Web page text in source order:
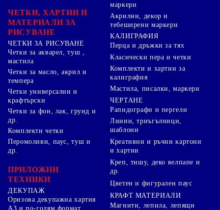
ЧЕТКИ, ХАРТИИ И
МАТЕРИАЛИ ЗА
РИСУВАНЕ
ЧЕТКИ ЗА РИСУВАНЕ
Четки за акварел, туш ,
мастила
Четки за масло, акрил и
темпера
Четки универсални и
крафтърски
Четки за фон, лак, грунд и
др.
Комплекти четки
маркери
Акрилни, декор и
тебеширени маркери
КАЛИГРАФИЯ
Перца и дръжки за тях
Класически пера и четки
Комплекти и хартии за
калиграфия
Мастила, писалки, маркери
ЧЕРТАНЕ
Рапидографи и пергели
Линии, триъгълници,
шаблони
Перомоливи, паус, туш и
др.
ПРИЛОЖНИ
ТЕХНИКИ
ДЕКУПАЖ
Оризова декупажна хартия
А3 и по-голям формат
Креативни и ръчни картони
и хартии
Креп, тишу, деко велпапе и
др.
Цветен и фигурален паус
КРАФТ МАТЕРИАЛИ
Магнити, лепила, лепящи